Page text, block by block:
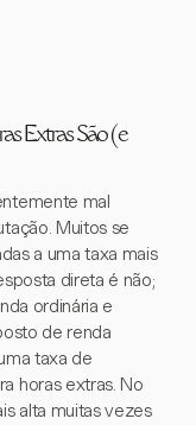
Extras São (e
mal
Muitos se
a uma taxa mais
direta é não;
ordinária e
de renda
taxa de
horas extras. No
alta muitas vezes